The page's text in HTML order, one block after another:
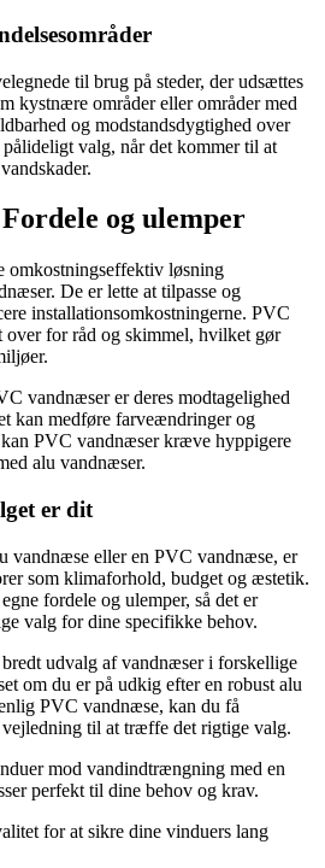
til brug på steder, der udsættes
kystnære områder eller områder med
og modstandsdygtighed over
valg, når det kommer til at
og ulemper
omkostningseffektiv løsning
De er lette at tilpasse og
installationsomkostningerne. PVC
over for råd og skimmel, hvilket gør
vandnæser er deres modtagelighed
kan medføre farveændringer og
PVC vandnæser kræve hyppigere
alu vandnæser.
er dit
vandnæse eller en PVC vandnæse, er
som klimaforhold, budget og æstetik.
fordele og ulemper, så det er
valg for dine specifikke behov.
udvalg af vandnæser i forskellige
om du er på udkig efter en robust alu
PVC vandnæse, kan du få
til at træffe det rigtige valg.
mod vandindtrængning med en
perfekt til dine behov og krav.
for at sikre dine vinduers lang